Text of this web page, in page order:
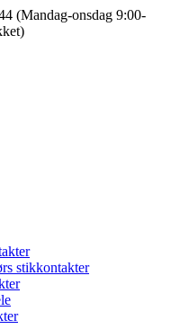
(Mandag-onsdag 9:00-
stikkontakter